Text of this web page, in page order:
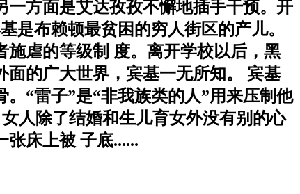
方面是艾达孜孜不懈地插手干预。开
是布赖顿最贫困的穷人街区的产儿。
虐的等级制 度。离开学校以后，黑
的广大世界，宾基一无所知。 宾基
“雷子”是“非我族类的人”用来压制他
人除了结婚和生儿育女外没有别的心
床上被 子底......